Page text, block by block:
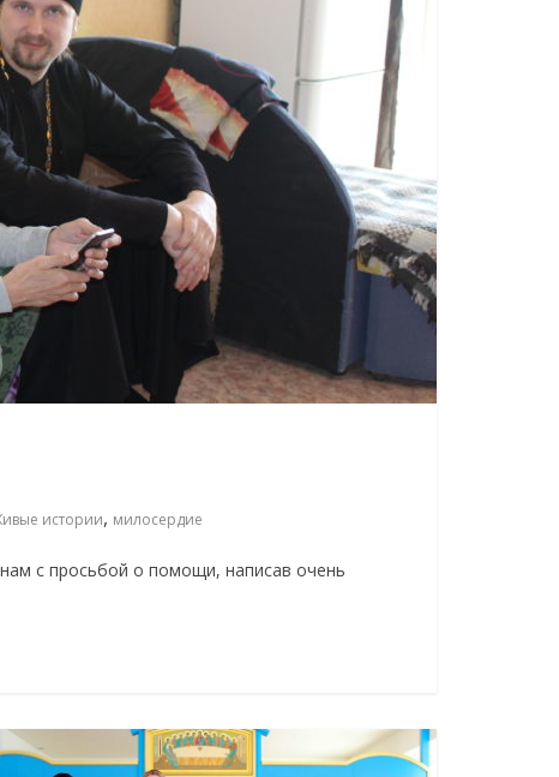
истории, милосердие
с просьбой о помощи, написав очень